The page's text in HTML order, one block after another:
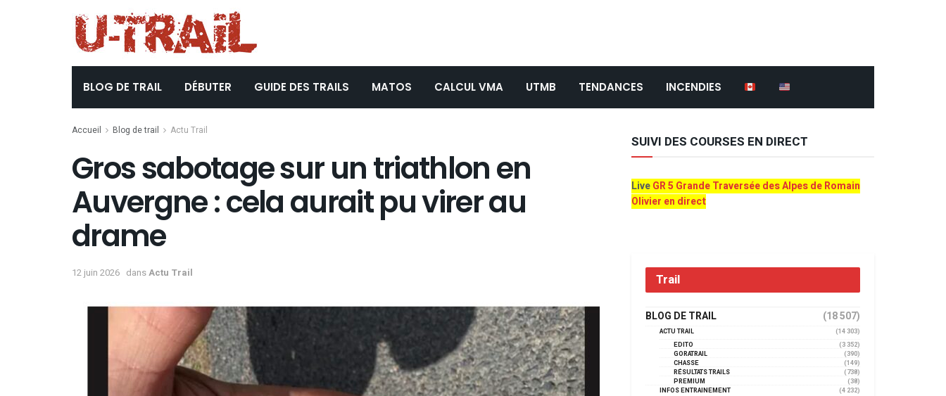
BLOG DE TRAIL DÉBUTER GUIDE DES TRAILS MATOS CALCUL VMA UTMB TENDANCES INCENDIES
Accueil Blog de trail Actu Trail
Gros sabotage sur un triathlon en
Auvergne : cela aurait pu virer au
drame
12 juin 2026 dansActu Trail
SUIVI DES COURSES EN DIRECT
LiveGR 5 Grande Traversée des Alpes de Romain
Olivier en direct
Trail
BLOG DE TRAIL (18 507)
ACTU TRAIL
(14 303)
EDITO
(3 352)
GORATRAIL
(390)
CHASSE
(149)
RÉSULTATS TRAILS
(738)
PREMIUM
(38)
INFOS ENTRAINEMENT
(4 232)